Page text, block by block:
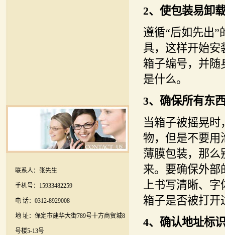
联系人：张先生
手机号：15933482259
电 话：0312-8929008
地 址：保定市建华大街789号十方商贸城8
号楼5-13号
2、使包装易卸
遵循“后如先出
具，这样开始安
箱子编号，并随
是什么。
3、确保所有东
当箱子被摇晃
物，但是不要用
薄膜包装，那么
来。要确保外部
上书写清晰、字
箱子是否被打开
4、确认地址标